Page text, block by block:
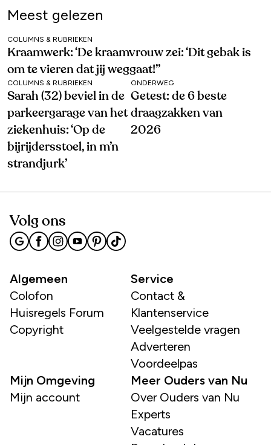
Meest gelezen
COLUMNS & RUBRIEKEN
Kraamwerk: ‘De kraamvrouw zei: ‘Dit gebak is
om te vieren dat jij weggaat!’’
COLUMNS & RUBRIEKEN
Sarah (32) beviel in de
parkeergarage van het
ziekenhuis: ‘Op de
bijrijdersstoel, in m’n
strandjurk’
ONDERWEG
Getest: de 6 beste
draagzakken van
2026
Volg ons
Algemeen
Colofon
Huisregels Forum
Copyright
Service
Contact &
Klantenservice
Veelgestelde vragen
Adverteren
Voordeelpas
Mijn Omgeving
Mijn account
Meer Ouders van Nu
Over Ouders van Nu
Experts
Vacatures